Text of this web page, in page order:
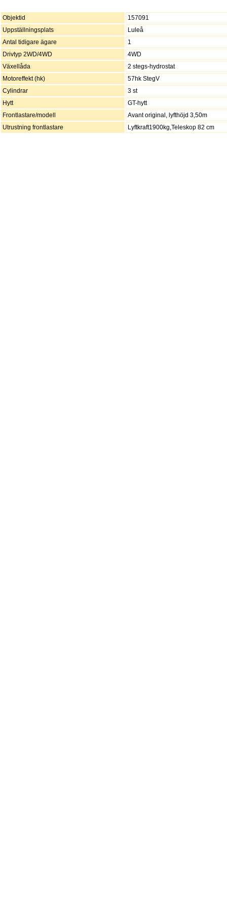
Objektid
157091
Uppställningsplats
Luleå
Antal tidigare ägare
1
Drivtyp 2WD/4WD
4WD
Växellåda
2 stegs-hydrostat
Motoreffekt (hk)
57hk StegV
Cylindrar
3 st
Hytt
GT-hytt
Frontlastare/modell
Avant original, lyfthöjd 3,50m
Utrustning frontlastare
Lyftkraft1900kg,Teleskop 82 cm